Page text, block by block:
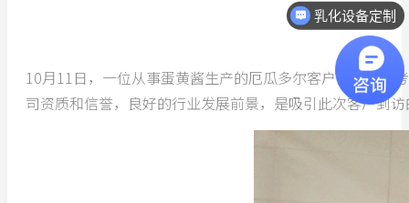
10月11日，一位从事蛋黄酱生产的厄瓜多尔客户，到意凯
司资质和信誉，良好的行业发展前景，是吸引此次客户到
乳化设备定制